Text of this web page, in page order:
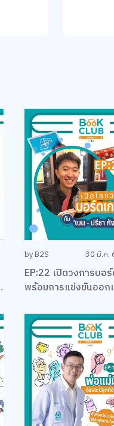
by B2S 30 มี.ค.
EP:22 เปิดวงการบอ
พร้อมการแข่งขันออ
ประเทศไทยกับ เบน –
พิทักษ์กุล